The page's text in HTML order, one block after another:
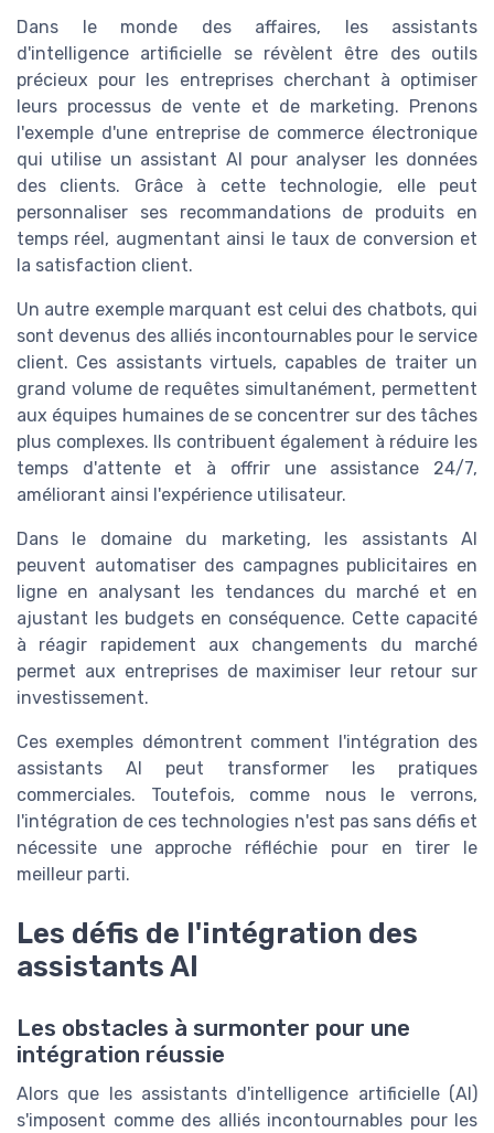
Dans le monde des affaires, les assistants
d'intelligence artificielle se révèlent être des outils
précieux pour les entreprises cherchant à optimiser
leurs processus de vente et de marketing. Prenons
l'exemple d'une entreprise de commerce électronique
qui utilise un assistant AI pour analyser les données
des clients. Grâce à cette technologie, elle peut
personnaliser ses recommandations de produits en
temps réel, augmentant ainsi le taux de conversion et
la satisfaction client.
Un autre exemple marquant est celui des chatbots, qui
sont devenus des alliés incontournables pour le service
client. Ces assistants virtuels, capables de traiter un
grand volume de requêtes simultanément, permettent
aux équipes humaines de se concentrer sur des tâches
plus complexes. Ils contribuent également à réduire les
temps d'attente et à offrir une assistance 24/7,
améliorant ainsi l'expérience utilisateur.
Dans le domaine du marketing, les assistants AI
peuvent automatiser des campagnes publicitaires en
ligne en analysant les tendances du marché et en
ajustant les budgets en conséquence. Cette capacité
à réagir rapidement aux changements du marché
permet aux entreprises de maximiser leur retour sur
investissement.
Ces exemples démontrent comment l'intégration des
assistants AI peut transformer les pratiques
commerciales. Toutefois, comme nous le verrons,
l'intégration de ces technologies n'est pas sans défis et
nécessite une approche réfléchie pour en tirer le
meilleur parti.
Les défis de l'intégration des
assistants AI
Les obstacles à surmonter pour une
intégration réussie
Alors que les assistants d'intelligence artificielle (AI)
s'imposent comme des alliés incontournables pour les